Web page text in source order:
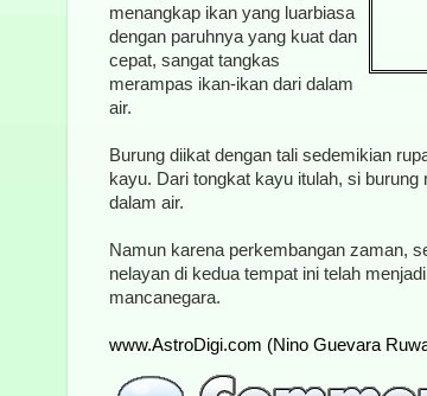
menangkap ikan yang luarbiasa
dengan paruhnya yang kuat dan
cepat, sangat tangkas
merampas ikan-ikan dari dalam
air.
Burung diikat dengan tali sedemikian
kayu. Dari tongkat kayu itulah, si
dalam air.
Namun karena perkembangan zaman,
nelayan di kedua tempat ini telah
mancanegara.
www.AstroDigi.com (Nino Guevara